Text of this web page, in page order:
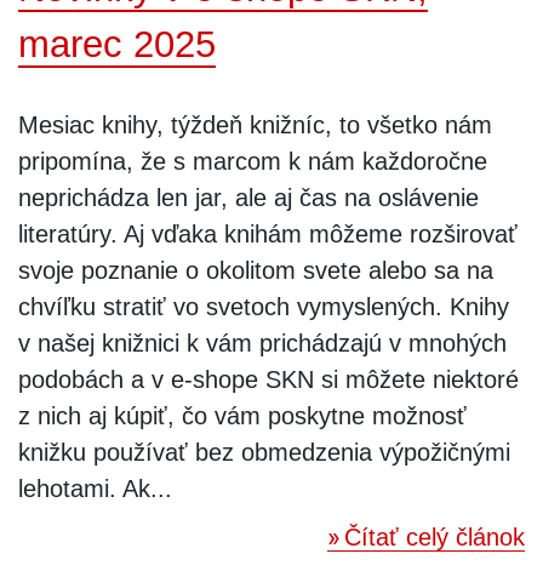
marec 2025
Mesiac knihy, týždeň knižníc, to všetko nám
pripomína, že s marcom k nám každoročne
neprichádza len jar, ale aj čas na oslávenie
literatúry. Aj vďaka knihám môžeme rozširovať
svoje poznanie o okolitom svete alebo sa na
chvíľku stratiť vo svetoch vymyslených. Knihy
v našej knižnici k vám prichádzajú v mnohých
podobách a v e-shope SKN si môžete niektoré
z nich aj kúpiť, čo vám poskytne možnosť
knižku používať bez obmedzenia výpožičnými
lehotami. Ak...
Čítať celý článok